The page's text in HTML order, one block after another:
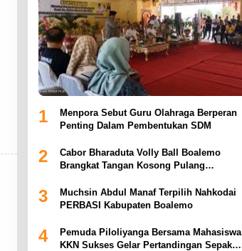
1
Menpora Sebut Guru Olahraga Berperan
Penting Dalam Pembentukan SDM
2
Cabor Bharaduta Volly Ball Boalemo
Brangkat Tangan Kosong Pulang
3
Muchsin Abdul Manaf Terpilih Nahkodai
PERBASI Kabupaten Boalemo
4
Pemuda Piloliyanga Bersama Mahasiswa
KKN Sukses Gelar Pertandingan Sepak